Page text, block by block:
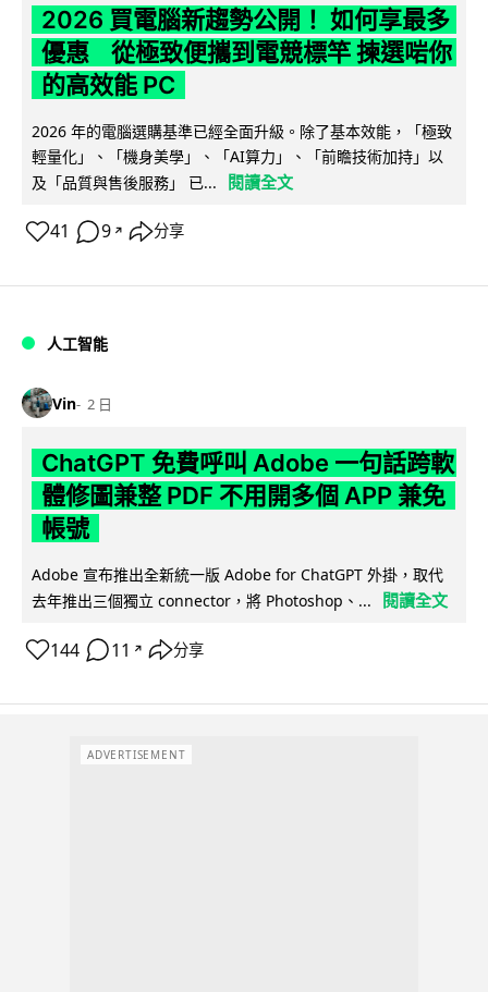
2026 買電腦新趨勢公開！ 如何享最多
優惠 從極致便攜到電競標竿 揀選啱你
的高效能 PC
2026 年的電腦選購基準已經全面升級。除了基本效能，「極致
輕量化」、「機身美學」、「AI算力」、「前瞻技術加持」以
及「品質與售後服務」 已...
閱讀全文
41 9 ↗ 分享
人工智能
Vin 2 日
ChatGPT 免費呼叫 Adobe 一句話跨軟
體修圖兼整 PDF 不用開多個 APP 兼免
帳號
Adobe 宣布推出全新統一版 Adobe for ChatGPT 外掛，取代
去年推出三個獨立 connector，將 Photoshop、...
閱讀全文
144 11 ↗ 分享
ADVERTISEMENT